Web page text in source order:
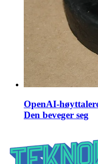
OpenAI-
Den beveger seg